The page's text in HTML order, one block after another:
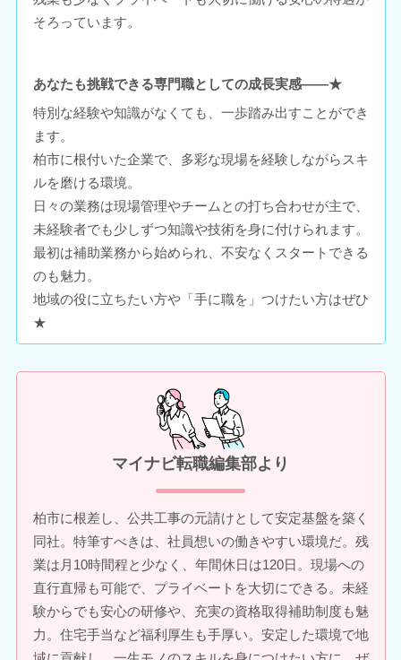
そろっています。
あなたも挑戦できる専門職としての成長実感――★
特別な経験や知識がなくても、一歩踏み出すことができ
ます。
柏市に根付いた企業で、多彩な現場を経験しながらスキ
ルを磨ける環境。
日々の業務は現場管理やチームとの打ち合わせが主で、
未経験者でも少しずつ知識や技術を身に付けられます。
最初は補助業務から始められ、不安なくスタートできる
のも魅力。
地域の役に立ちたい方や「手に職を」つけたい方はぜひ
★
マイナビ転職編集部より
柏市に根差し、公共工事の元請けとして安定基盤を築く
同社。特筆すべきは、社員想いの働きやすい環境だ。残
業は月10時間程と少なく、年間休日は120日。現場への
直行直帰も可能で、プライベートを大切にできる。未経
験からでも安心の研修や、充実の資格取得補助制度も魅
力。住宅手当など福利厚生も手厚い。安定した環境で地